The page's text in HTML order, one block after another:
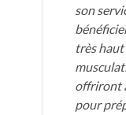
son
très haut
offriront
pour